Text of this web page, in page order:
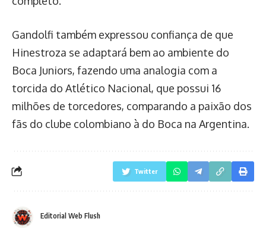
Gandolfi também expressou confiança de que
Hinestroza se adaptará bem ao ambiente do
Boca Juniors, fazendo uma analogia com a
torcida do Atlético Nacional, que possui 16
milhões de torcedores, comparando a paixão dos
fãs do clube colombiano à do Boca na Argentina.
Twitter
Editorial Web Flush